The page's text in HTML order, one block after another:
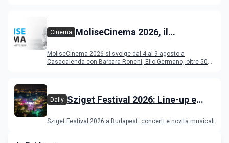
Cinema MoliseCinema 2026, il
MoliseCinema 2026 si svolge dal 4 al 9 agosto a
Casacalenda con Barbara Ronchi, Elio Germano, oltre 50
Daily Sziget Festival 2026: Line-up e
Sziget Festival 2026 a Budapest: concerti e novità musicali